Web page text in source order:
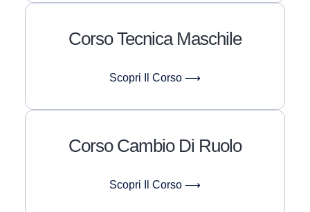
Corso Tecnica Maschile
Scopri Il Corso ⟶
Corso Cambio Di Ruolo
Scopri Il Corso ⟶